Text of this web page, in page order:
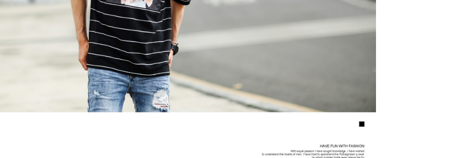
結果請求用戶進行身份認證。
５．嚴禁一人註冊多個帳號或使用他人資訊註冊。若發現惡意使用之情
形，恩沛科技股份有限公司將有權停止該用戶之使用額度並採取法律行